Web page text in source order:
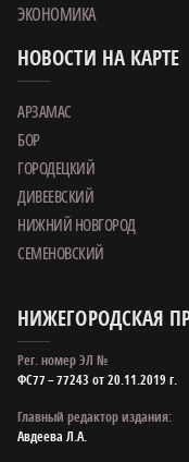
ЭКОНОМИКА
НОВОСТИ НА КАРТЕ
АРЗАМАС
БОР
ГОРОДЕЦКИЙ
ДИВЕЕВСКИЙ
НИЖНИЙ НОВГОРОД
СЕМЕНОВСКИЙ
НИЖЕГОРОДСКАЯ
Рег. номер ЭЛ №
ФС77 – 77243 от 20.11.2019 г.
Главный редактор издания:
Авдеева Л.А.